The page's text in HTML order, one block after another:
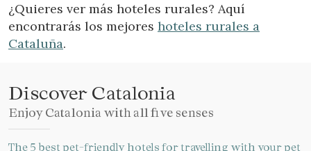
Manage my booking
¿Quieres ver más hoteles rurales? Aquí
encontrarás los mejores hoteles rurales a
Cataluña.
Discover Catalonia
Enjoy Catalonia with all five senses
The 5 best pet-friendly hotels for travelling with your pet